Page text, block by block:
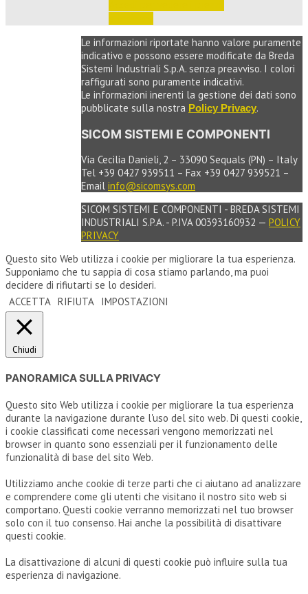
Le informazioni riportate hanno valore puramente
indicativo e possono essere modificate da Breda
Sistemi Industriali S.p.A. senza preavviso. I colori
raffigurati sono puramente indicativi.
Le informazioni inerenti la gestione dei dati sono
pubblicate sulla nostra Policy Privacy.
SICOM SISTEMI E COMPONENTI
Via Cecilia Danieli, 2 – 33090 Sequals (PN) – Italy
Tel +39 0427 939511 – Fax +39 0427 939521 –
Email info@sicomsys.com
SICOM SISTEMI E COMPONENTI - BREDA SISTEMI
INDUSTRIALI S.P.A. - P.IVA 00393160932 — POLICY
PRIVACY
Questo sito Web utilizza i cookie per migliorare la tua esperienza.
Supponiamo che tu sappia di cosa stiamo parlando, ma puoi
decidere di rifiutarti se lo desideri.
ACCETTA RIFIUTA IMPOSTAZIONI
Chiudi
PANORAMICA SULLA PRIVACY
Questo sito Web utilizza i cookie per migliorare la tua esperienza
durante la navigazione durante l'uso del sito web. Di questi cookie,
i cookie classificati come necessari vengono memorizzati nel
browser in quanto sono essenziali per il funzionamento delle
funzionalità di base del sito Web.
Utilizziamo anche cookie di terze parti che ci aiutano ad analizzare
e comprendere come gli utenti che visitano il nostro sito web si
comportano. Questi cookie verranno memorizzati nel tuo browser
solo con il tuo consenso. Hai anche la possibilità di disattivare
questi cookie.
La disattivazione di alcuni di questi cookie può influire sulla tua
esperienza di navigazione.